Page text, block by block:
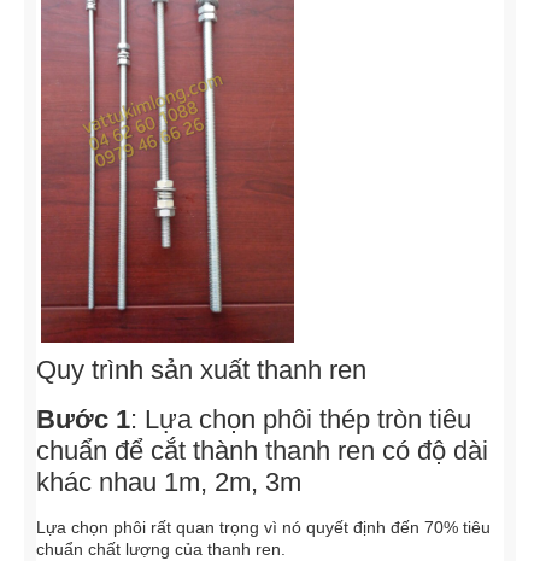
Quy trình sản xuất thanh ren
Bước 1: Lựa chọn phôi thép tròn tiêu
chuẩn để cắt thành thanh ren có độ dài
khác nhau 1m, 2m, 3m
Lựa chọn phôi rất quan trọng vì nó quyết định đến 70% tiêu
chuẩn chất lượng của thanh ren.